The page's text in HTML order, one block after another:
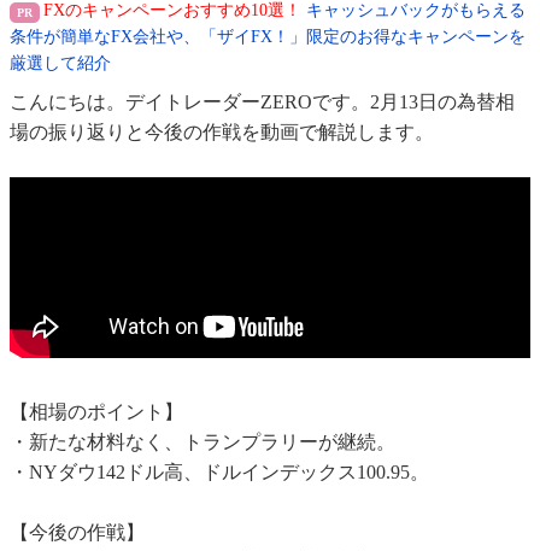
FXのキャンペーンおすすめ10選！
キャッシュバックがもらえる
条件が簡単なFX会社や、「ザイFX！」限定のお得なキャンペーンを
厳選して紹介
こんにちは。デイトレーダーZEROです。2月13日の為替相
場の振り返りと今後の作戦を動画で解説します。
【相場のポイント】
・新たな材料なく、トランプラリーが継続。
・NYダウ142ドル高、ドルインデックス100.95。
【今後の作戦】